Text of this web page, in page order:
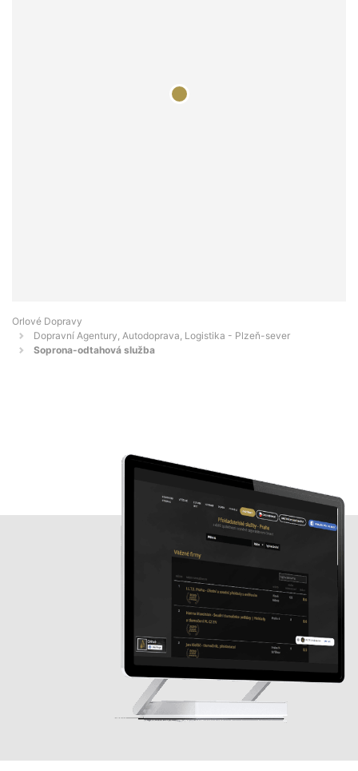
Orlové Dopravy
Dopravní Agentury, Autodoprava, Logistika - Plzeň-sever
Soprona-odtahová služba